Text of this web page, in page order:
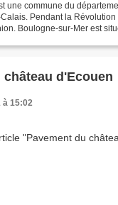
une commune du
Pendant la
Boulogne-sur-Mer est
château d'Ecouen
à 15:02